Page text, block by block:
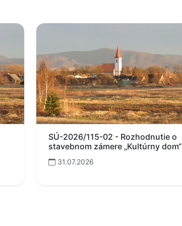
SÚ-2026/115-02 - Rozhodnutie o
stavebnom zámere „Kultúrny dom“
31.07.2026